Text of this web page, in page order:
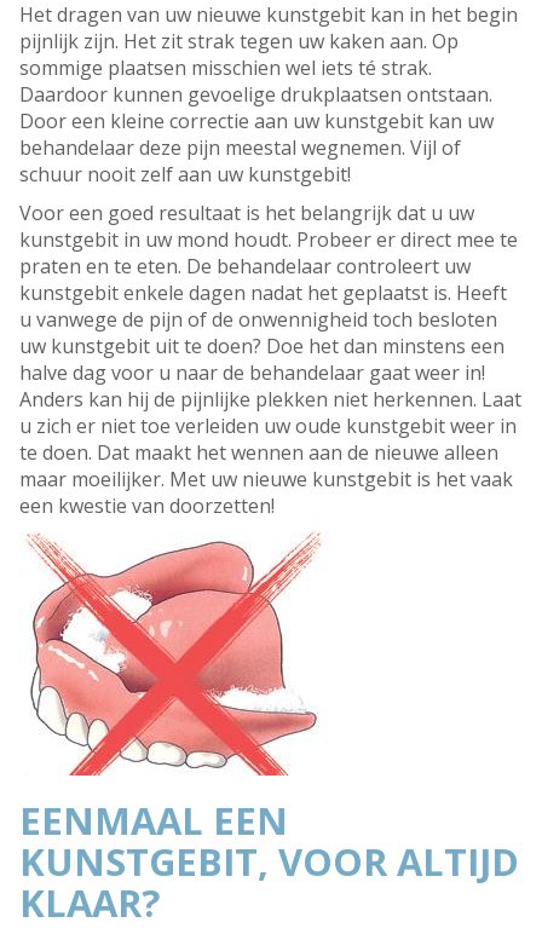
Het dragen van uw nieuwe kunstgebit kan in het begin
pijnlijk zijn. Het zit strak tegen uw kaken aan. Op
sommige plaatsen misschien wel iets té strak.
Daardoor kunnen gevoelige drukplaatsen ontstaan.
Door een kleine correctie aan uw kunstgebit kan uw
behandelaar deze pijn meestal wegnemen. Vijl of
schuur nooit zelf aan uw kunstgebit!
Voor een goed resultaat is het belangrijk dat u uw
kunstgebit in uw mond houdt. Probeer er direct mee te
praten en te eten. De behandelaar controleert uw
kunstgebit enkele dagen nadat het geplaatst is. Heeft
u vanwege de pijn of de onwennigheid toch besloten
uw kunstgebit uit te doen? Doe het dan minstens een
halve dag voor u naar de behandelaar gaat weer in!
Anders kan hij de pijnlijke plekken niet herkennen. Laat
u zich er niet toe verleiden uw oude kunstgebit weer in
te doen. Dat maakt het wennen aan de nieuwe alleen
maar moeilijker. Met uw nieuwe kunstgebit is het vaak
een kwestie van doorzetten!
EENMAAL EEN
KUNSTGEBIT, VOOR ALTIJD
KLAAR?